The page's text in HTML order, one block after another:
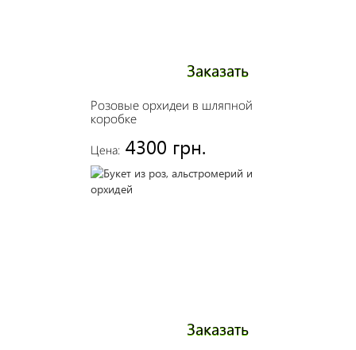
Розовые орхидеи в шляпной
коробке
Цена: 4300 грн.
Заказать
Заказать